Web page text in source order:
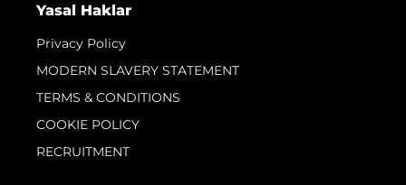
Yasal Haklar
Privacy Policy
MODERN SLAVERY STATEMENT
TERMS & CONDITIONS
COOKIE POLICY
RECRUITMENT